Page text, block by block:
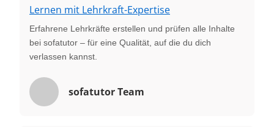
Lernen mit Lehrkraft-Expertise
Erfahrene Lehrkräfte erstellen und prüfen alle Inhalte
bei sofatutor – für eine Qualität, auf die du dich
verlassen kannst.
sofatutor Team